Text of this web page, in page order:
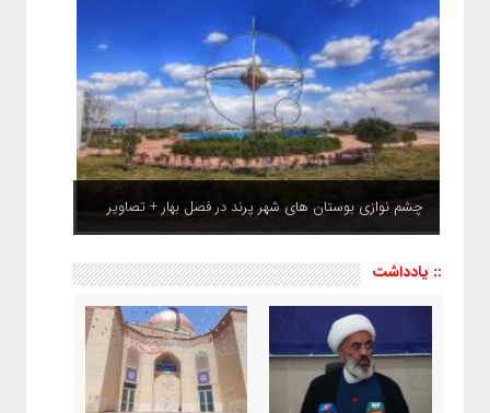
چشم نوازی بوستان های شهر پرند در فصل بهار + تصاویر
:: یادداشت